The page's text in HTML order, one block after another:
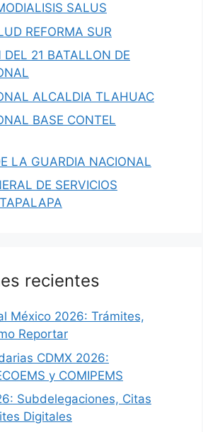
SALUS
REFORMA SUR
DEL 21 BATALLON DE
ALCALDIA TLAHUAC
BASE CONTEL
LA GUARDIA NACIONAL
DE SERVICIOS
recientes
México 2026: Trámites,
Reportar
CDMX 2026:
y COMIPEMS
Subdelegaciones, Citas
Digitales